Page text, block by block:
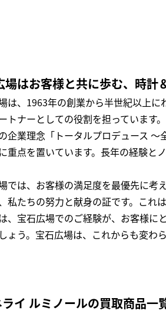
場はお客様と共に歩む、時計
は、1963年の創業から半世紀以上
トナーとしての役割を担っています。
企業理念「トータルプロデュース
重点を置いています。長年の経験と
では、お客様の満足度を最優先に考
私たちの努力と献身の証です。これ
、宝石広場でのご経験が、お客様に
ょう。宝石広場は、これからも変わ
イ ルミノールの買取商品一